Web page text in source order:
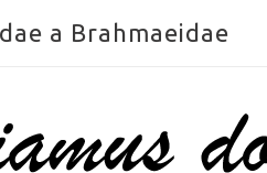
a Brahmaeidae